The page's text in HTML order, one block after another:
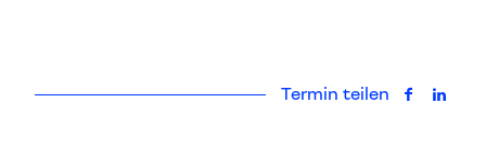
Termin teilen auf auf